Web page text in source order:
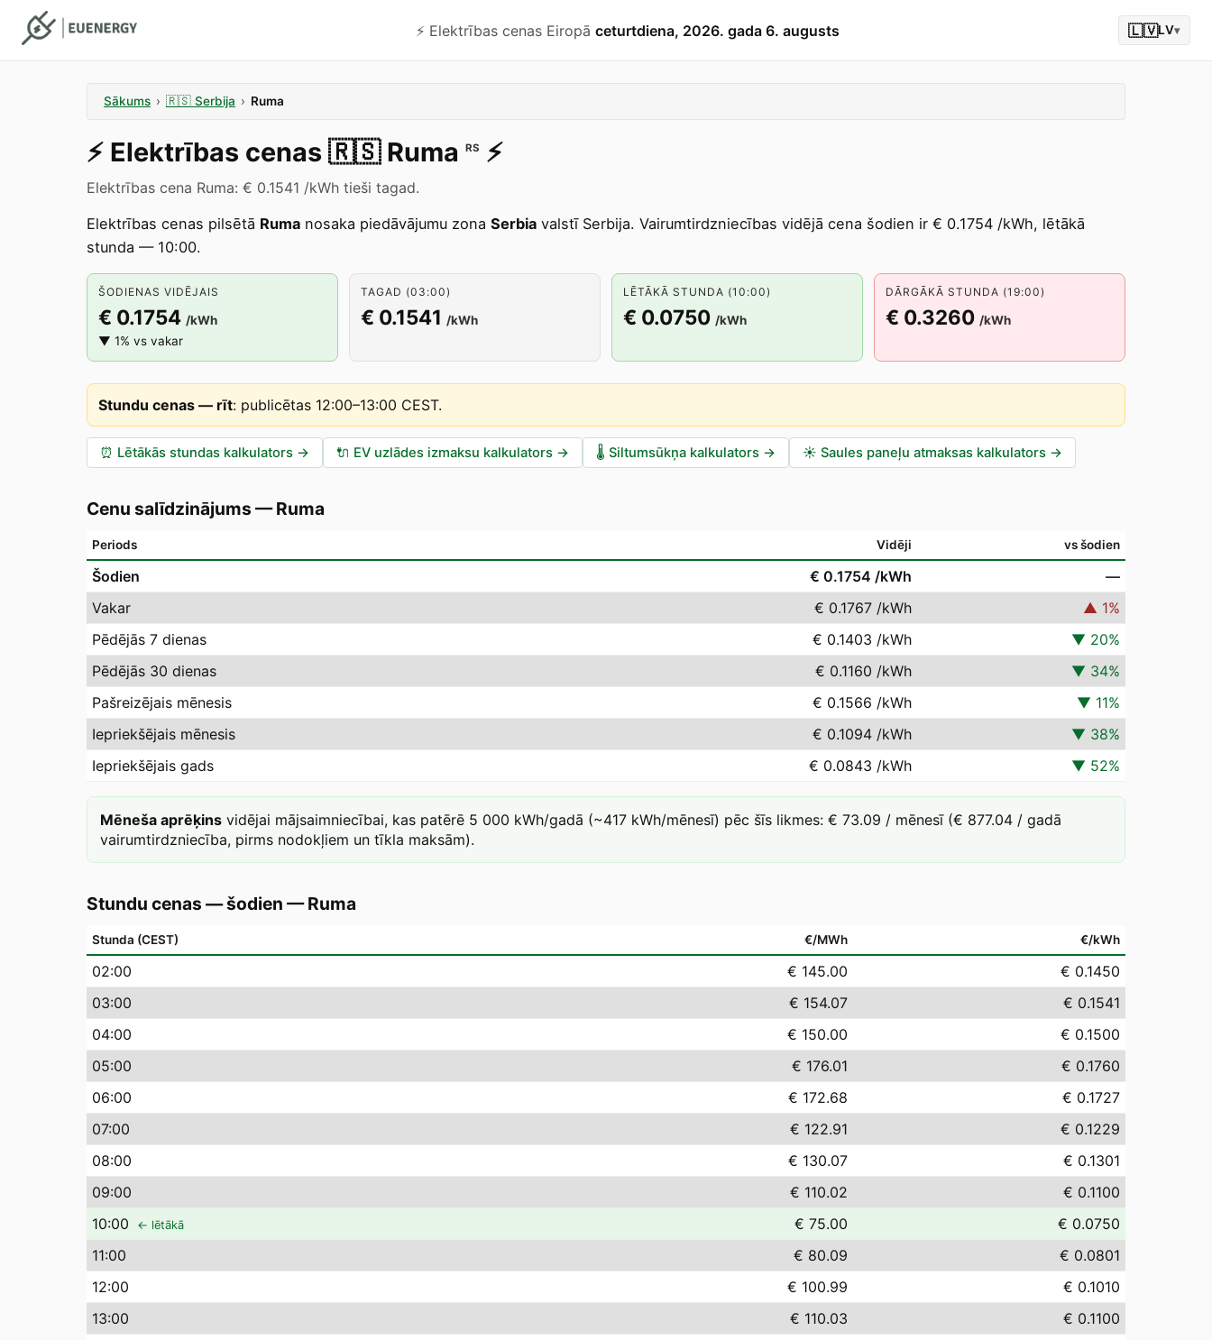
⚡️ Elektrības cenas Eiropā ceturtdiena, 2026. gada 6. augusts 🇱🇻LV▾
Sākums › 🇷🇸 Serbija › Ruma
⚡️ Elektrības cenas 🇷🇸 Ruma RS ⚡️
Elektrības cena Ruma: € 0.1541 /kWh tieši tagad.
Elektrības cenas pilsētā Ruma nosaka piedāvājumu zona Serbia valstī Serbija. Vairumtirdzniecības vidējā cena šodien ir € 0.1754 /kWh, lētākā
stunda — 10:00.
ŠODIENAS VIDĒJAIS
€ 0.1754 /kWh
▼ 1% vs vakar
TAGAD (03:00)
€ 0.1541 /kWh
LĒTĀKĀ STUNDA (10:00)
€ 0.0750 /kWh
DĀRGĀKĀ STUNDA (19:00)
€ 0.3260 /kWh
Stundu cenas — rīt: publicētas 12:00–13:00 CEST.
⏰ Lētākās stundas kalkulators → 🔌 EV uzlādes izmaksu kalkulators → 🌡️ Siltumsūkņa kalkulators → ☀️ Saules paneļu atmaksas kalkulators →
Cenu salīdzinājums —Ruma
Periods Vidēji vs šodien
Šodien € 0.1754 /kWh
—
Vakar
€ 0.1767 /kWh ▲ 1%
Pēdējās 7 dienas
€ 0.1403 /kWh ▼ 20%
Pēdējās 30 dienas
€ 0.1160 /kWh ▼ 34%
Pašreizējais mēnesis
€ 0.1566 /kWh ▼ 11%
Iepriekšējais mēnesis
€ 0.1094 /kWh ▼ 38%
Iepriekšējais gads
€ 0.0843 /kWh ▼ 52%
Mēneša aprēķins vidējai mājsaimniecībai, kas patērē 5 000 kWh/gadā (~417 kWh/mēnesī) pēc šīs likmes: € 73.09 / mēnesī (€ 877.04 / gadā
vairumtirdzniecība, pirms nodokļiem un tīkla maksām).
Stundu cenas — šodien —Ruma
Stunda (CEST) €/MWh €/kWh
02:00 € 145.00
€ 0.1450
03:00 € 154.07
€ 0.1541
04:00 € 150.00
€ 0.1500
05:00 € 176.01
€ 0.1760
06:00 € 172.68
€ 0.1727
07:00 € 122.91
€ 0.1229
08:00 € 130.07
€ 0.1301
09:00 € 110.02
€ 0.1100
10:00 ← lētākā € 75.00
€ 0.0750
11:00 € 80.09
€ 0.0801
12:00 € 100.99
€ 0.1010
13:00 € 110.03
€ 0.1100